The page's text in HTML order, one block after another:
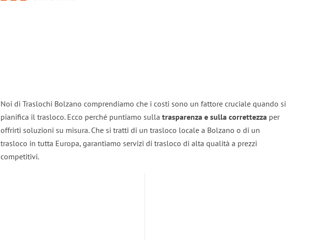
Noi di Traslochi Bolzano comprendiamo che i costi sono un fattore cruciale quando si
pianifica il trasloco. Ecco perché puntiamo sulla trasparenza e sulla correttezza per
offrirti soluzioni su misura. Che si tratti di un trasloco locale a Bolzano o di un
trasloco in tutta Europa, garantiamo servizi di trasloco di alta qualità a prezzi
competitivi.